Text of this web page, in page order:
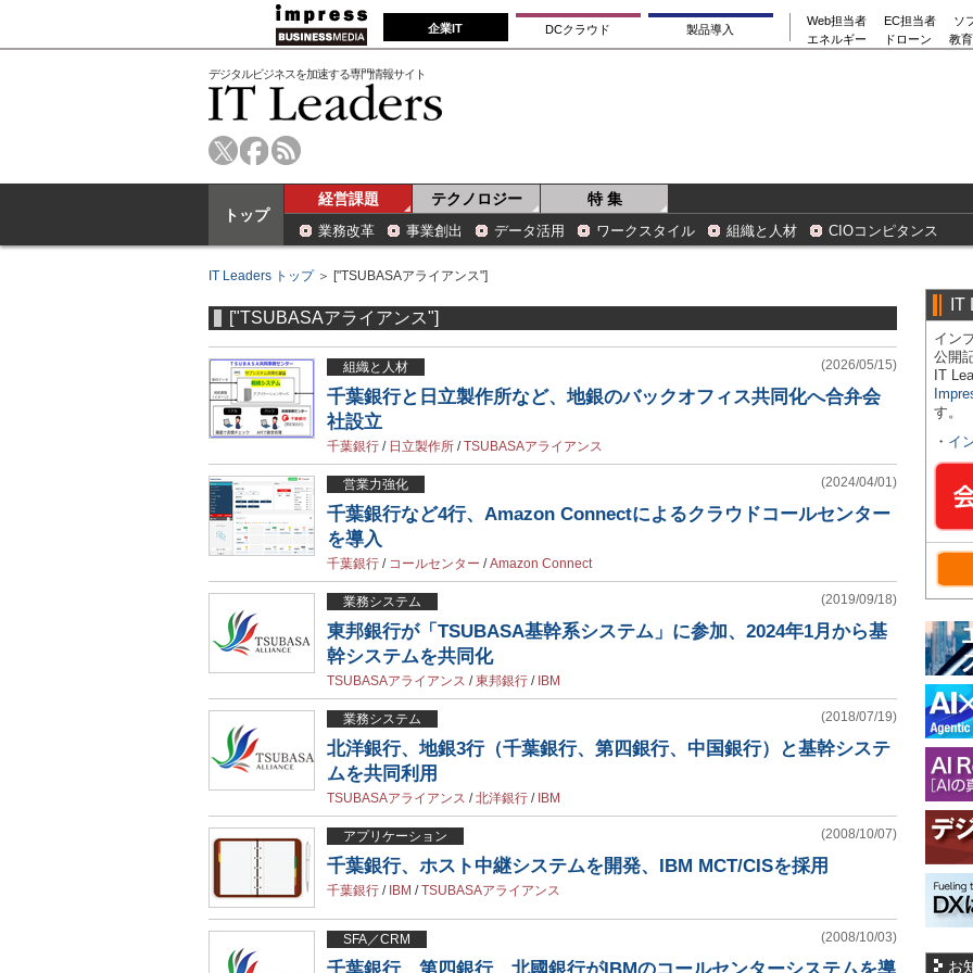
企業IT DCクラウド 製品導入
Web担当者 EC担当者
ソ
エネルギー
ドローン 教
デジタルビジネスを加速する専門情報サイト
トップ
経営課題 テクノロジー 特 集
業務改革 事業創出 データ活用 ワークスタイル 組織と人材 CIOコンピタンス
IT Leaders トップ＞ ["TSUBASAアライアンス"]
["TSUBASAアライアンス"]
組織と人材 (2026/05/15)
千葉銀行と日立製作所など、地銀のバックオフィス共同化へ合弁会
社設立
千葉銀行 / 日立製作所 /TSUBASAアライアンス
営業力強化 (2024/04/01)
千葉銀行など4行、Amazon Connectによるクラウドコールセンター
を導入
千葉銀行 / コールセンター /Amazon Connect
業務システム (2019/09/18)
東邦銀行が「TSUBASA基幹系システム」に参加、2024年1月から基
幹システムを共同化
TSUBASAアライアンス /東邦銀行 / IBM
業務システム (2018/07/19)
北洋銀行、地銀3行（千葉銀行、第四銀行、中国銀行）と基幹システ
ムを共同利用
TSUBASAアライアンス /北洋銀行 / IBM
アプリケーション (2008/10/07)
千葉銀行、ホスト中継システムを開発、IBM MCT/CISを採用
千葉銀行 / IBM /TSUBASAアライアンス
SFA／CRM (2008/10/03)
IT
イン
公開
IT
す。
・ イ
お